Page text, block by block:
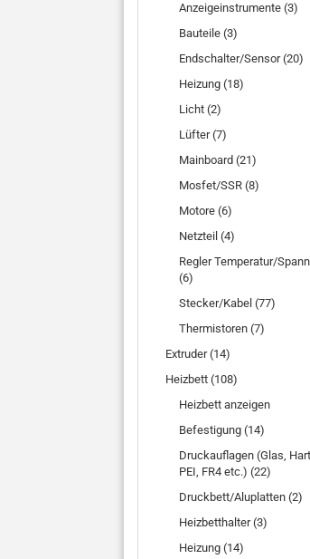
Anzeigeinstrumente (3)
Bauteile (3)
Endschalter/Sensor (20)
Heizung (18)
Licht (2)
Lüfter (7)
Mainboard (21)
Mosfet/SSR (8)
Motore (6)
Netzteil (4)
Regler Temperatur/
(6)
Stecker/Kabel (77)
Thermistoren (7)
Extruder (14)
Heizbett (108)
Heizbett anzeigen
Befestigung (14)
Druckauflagen (Glas,
PEI, FR4 etc.) (22)
Druckbett/Aluplatten (2)
Heizbetthalter (3)
Heizung (14)